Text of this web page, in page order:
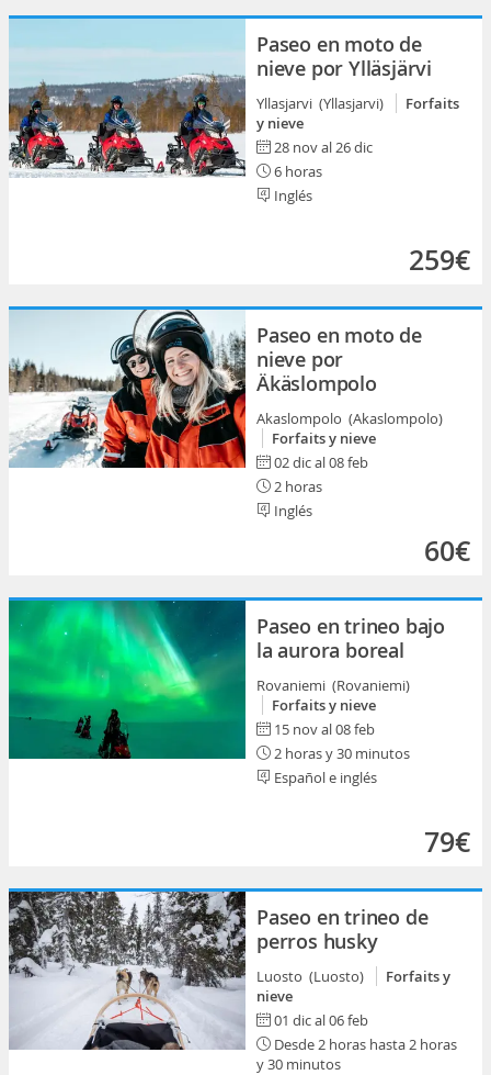
Paseo en moto de
nieve por Ylläsjärvi
Yllasjarvi (Yllasjarvi)
Forfaits
y nieve
28 nov al 26 dic
6 horas
Inglés
259€
Paseo en moto de
nieve por
Äkäslompolo
Akaslompolo (Akaslompolo)
Forfaits y nieve
02 dic al 08 feb
2 horas
Inglés
60€
Paseo en trineo bajo
la aurora boreal
Rovaniemi (Rovaniemi)
Forfaits y nieve
15 nov al 08 feb
2 horas y 30 minutos
Español e inglés
79€
Paseo en trineo de
perros husky
Luosto (Luosto)
Forfaits y
nieve
01 dic al 06 feb
Desde 2 horas hasta 2 horas
y 30 minutos